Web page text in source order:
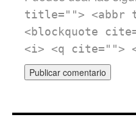
title=""> <abbr
<blockquote
<i> <q cite="">